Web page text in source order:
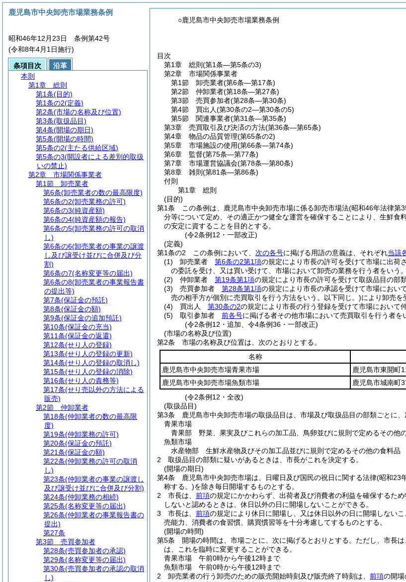
○鹿児島市中央卸売市場業務条例
目次
第1章
総則 (第1条―第5条の3)
第2章
市場関係事業者
第1節
卸売業者(第6条―第17条)
第2節
仲卸業者(第18条―第27条)
第3節
売買参加者(第28条―第30条)
第4節
買出人(第30条の2―第30条の5)
第5節
関連事業者(第31条―第35条)
第3章
売買取引及び決済の方法(第36条―第65条)
第4章
物品の品質管理(第65条の2)
第5章
市場施設の使用(第66条―第74条)
第6章
監督(第75条―第77条)
第7章
市場運営協議会(第78条―第80条)
第8章
雑則 (第81条―第86条)
付則
第1章
総則
(目的)
第1条
この条例は、鹿児島市中央卸売市場に係る卸売市場法(昭和46年法律第
分等について定め、その適正かつ健全な運営を確保することにより、生鮮
の安定に資することを目的とする。
(令2条例12・一部改正)
(定義)
第1条の2
この条例において、 次の各号に掲げる用語の意義は、それぞれ当該
(1)
卸売業者 第6条の2第1項の規定により市長の許可を受けて市場に出荷
の委託を受け、又は買い受けて、市場において卸売の業務を行う者をいう。
(2)
仲卸業者 第19条第1項の規定により市長の許可を受けて取扱品目の部
(3)
売買参加者 第28条第1項の規定により市長の承認を受けて市場におい
売の相手方が個別に売買取引を行う方法をいう。以下同じ。)により卸売を
(4)
買出人 第30条の2の規定により市長の行う登録を受けて市場において
(5)
取引参加者 前各号に掲げる者その他市場において売買取引を行う者を
(令2条例12・追加、令4条例36・一部改正)
(市場の名称及び位置)
第2条
市場の名称及び位置は、次のとおりとする。
名称
鹿児島市中央卸売市場青果市場
鹿児島市東開町
鹿児島市中央卸売市場魚類市場
鹿児島市城南町
(令2条例12・全改)
(取扱品目)
第3条
鹿児島市中央卸売市場の取扱品目は、市場及び取扱品目の部類ごとに、
青果市場
青果部 野菜、果実及びこれらの加工品、鳥卵並びに規則で定めるその他
魚類市場
水産物部 生鮮水産物及びその加工品並びに規則で定めるその他の食料品
2
取扱品目の部類に疑いがあるときは、市長がこれを決定する。
(開場の期日)
第4条
鹿児島市中央卸売市場は、日曜日及び国民の祝日に関する法律(昭和23
称する。)を除き毎日開場するものとする。
2
市長は、 前項の規定にかかわらず、出荷者及び消費者の利益を確保するた
しないと認めるときは、休日以外の日に開場しないことができる。
3
市長は、 前項の規定により休日に開場し、又は休日以外の日に開場しない
売能力、消費者の食習慣、購買慣習等を十分考慮してするものとする。
(開場の時間)
第5条
開場の時間は、市場ごとに、次に掲げるとおりとする。 ただし、市長
は、これを臨時に変更することができる。
青果市場 午前0時から午後12時まで
魚類市場 午前0時から午後12時まで
2
卸売業者の行う卸売のための販売開始時刻及び販売終了時刻は、 前項の開場
鹿児島市中央卸売市場業務条例
昭和46年12月23日 条例第42号
(令和8年4月1日施行)
条項目次
沿革
本則
第1章
総則
第1条(目的)
第1条の2(定義)
第2条(市場の名称及び位置)
第3条(取扱品目)
第4条(開場の期日)
第5条(開場の時間)
第5条の2(主たる供給区域)
第5条の3(開設者による差別的取扱
いの禁止)
第2章
市場関係事業者
第1節
卸売業者
第6条(卸売業者の数の最高限度)
第6条の2(卸売業務の許可)
第6条の3(純資産額)
第6条の4(純資産額の報告)
第6条の5(卸売業務の許可の取消
し)
第6条の6(卸売業者の事業の譲渡
し及び譲受け並びに合併及び分
割)
第6条の7(名称変更等の届出)
第6条の8(卸売業者の事業報告書
の提出等)
第7条(保証金の預託)
第8条(保証金の額)
第9条(保証金の追加預託)
第10条(保証金の充当)
第11条(保証金の返還)
第12条(せり人の登録)
第13条(せり人の登録の更新)
第14条(せり人の登録の取消し)
第15条(せり人の登録の消除)
第16条(せり人の責務等)
第17条(せり売以外の方法による
販売)
第2節
仲卸業者
第18条(仲卸業者の数の最高限
度)
第19条(仲卸業務の許可)
第20条(保証金の預託)
第21条(保証金の額)
第22条(仲卸業務の許可の取消
し)
第23条(仲卸業者の事業の譲渡し
及び譲受け並びに合併及び分割)
第24条(仲卸業務の相続)
第25条(名称変更等の届出)
第26条(仲卸業者の事業報告書の
提出)
第27条
第3節
売買参加者
第28条(売買参加者の承認)
第29条(名称変更等の届出)
第30条(売買参加者の承認の取消
し)